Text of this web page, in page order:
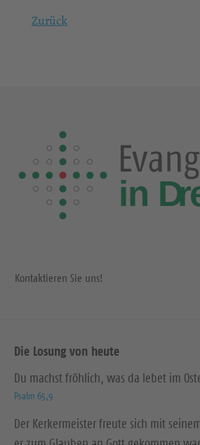
Zurück
Kontaktieren Sie uns!
Die Losung von heute
Du machst fröhlich, was da lebet im
Psalm 65,9
Der Kerkermeister freute sich mit